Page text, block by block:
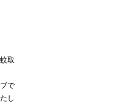
取
で
し